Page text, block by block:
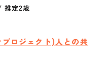
推定2歳
ロジェクト)人との共